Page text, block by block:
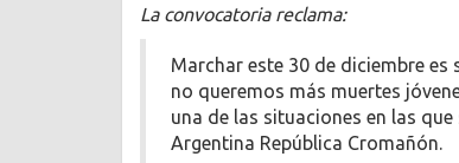
La convocatoria reclama:
Marchar este 30 de diciembre
no queremos más muertes
una de las situaciones en las
Argentina República Cromañón.